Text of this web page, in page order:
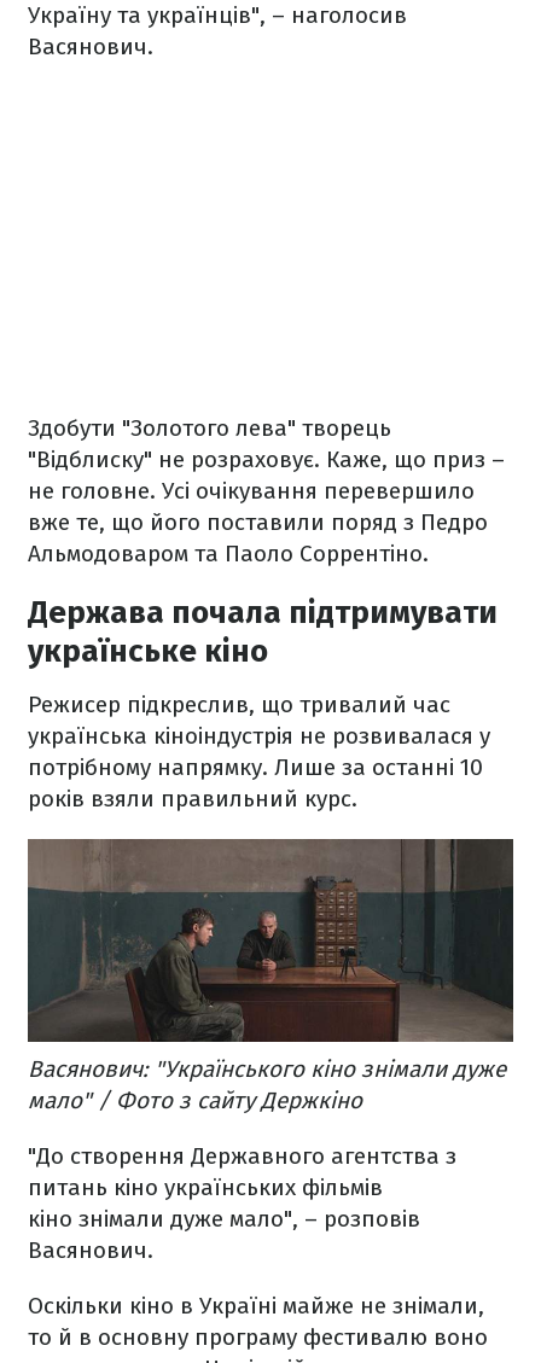
Україну та українців", – наголосив
Васянович.
Здобути "Золотого лева" творець
"Відблиску" не розраховує. Каже, що приз –
не головне. Усі очікування перевершило
вже те, що його поставили поряд з Педро
Альмодоваром та Паоло Соррентіно.
Держава почала підтримувати
українське кіно
Режисер підкреслив, що тривалий час
українська кіноіндустрія не розвивалася у
потрібному напрямку. Лише за останні 10
років взяли правильний курс.
Васянович: "Українського кіно знімали дуже
мало" / Фото з сайту Держкіно
"До створення Державного агентства з
питань кіно українських фільмів
кіно знімали дуже мало", – розповів
Васянович.
Оскільки кіно в Україні майже не знімали,
то й в основну програму фестивалю воно